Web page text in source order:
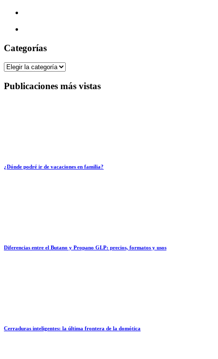
Categorías
Categorías
Publicaciones más vistas
¿Dónde podré ir de vacaciones en familia?
Diferencias entre el Butano y Propano GLP: precios, formatos y usos
Cerraduras inteligentes: la última frontera de la domótica